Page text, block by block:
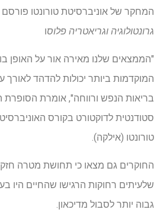
המחקר של אוניברסיטת טורונטו
גרונטולוגיה וגריאטריה פלוסו
"הממצאים שלנו מאירה אור על האופן
המוקדמות ביותר יכולות להדהד לאורך
בריאות הנפש ורווחה", אומרת הסופרת
סטודנטית לדוקטורט בקורס
טורונטו (אילקה).
החוקרים גם מצאו כי תחושת מטרה
שלעיתים רחוקות הרגישו שהחיים היו
גבוה יותר לסבול מדיכאון.